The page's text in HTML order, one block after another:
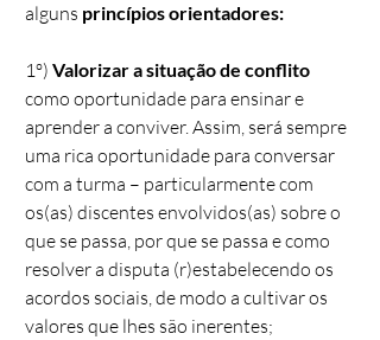
alguns princípios orientadores:
1º) Valorizar a situação de conflito
como oportunidade para ensinar e
aprender a conviver. Assim, será sempre
uma rica oportunidade para conversar
com a turma – particularmente com
os(as) discentes envolvidos(as) sobre o
que se passa, por que se passa e como
resolver a disputa (r)estabelecendo os
acordos sociais, de modo a cultivar os
valores que lhes são inerentes;